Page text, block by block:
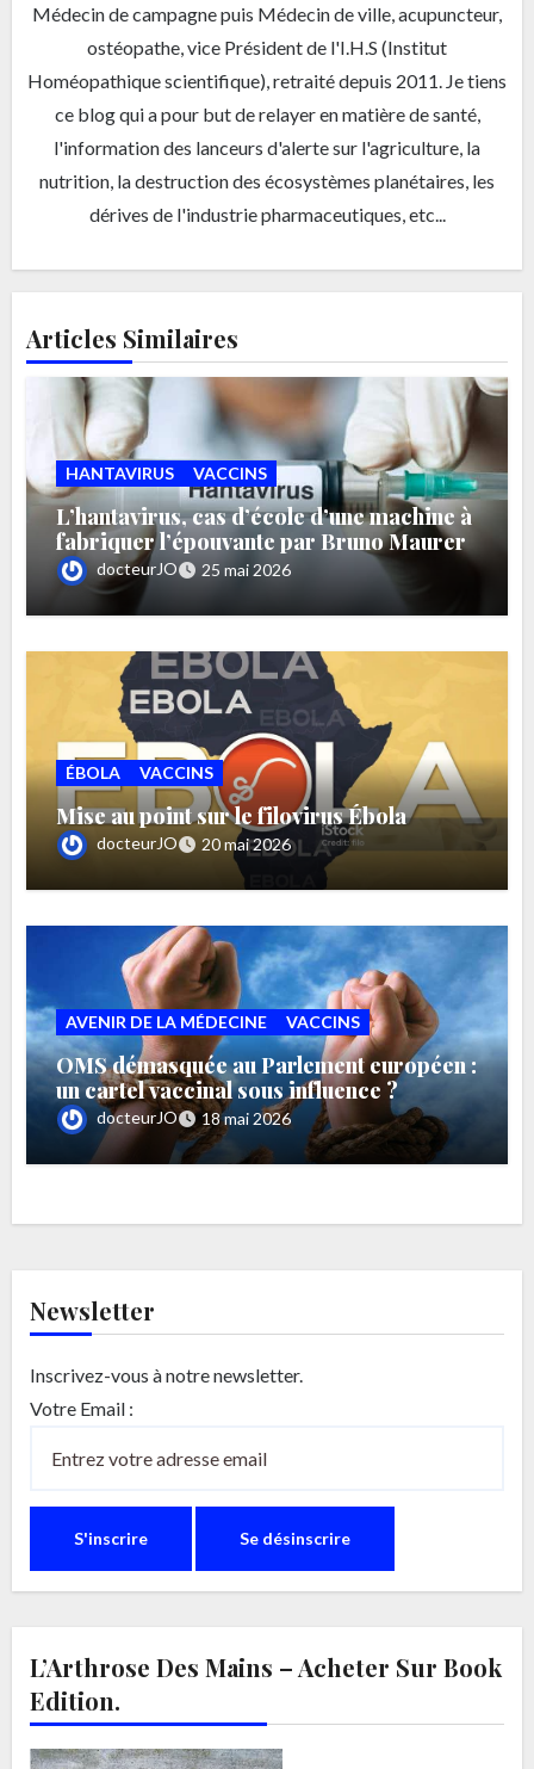
Médecin de campagne puis Médecin de ville, acupuncteur,
ostéopathe, vice Président de l'I.H.S (Institut
Homéopathique scientifique), retraité depuis 2011. Je tiens
ce blog qui a pour but de relayer en matière de santé,
l'information des lanceurs d'alerte sur l'agriculture, la
nutrition, la destruction des écosystèmes planétaires, les
dérives de l'industrie pharmaceutiques, etc...
Articles Similaires
HANTAVIRUS VACCINS
L’hantavirus, cas d’école d’une machine à
fabriquer l’épouvante par Bruno Maurer
docteurJO 25 mai 2026
ÉBOLA VACCINS
Mise au point sur le filovirus Ébola
docteurJO 20 mai 2026
AVENIR DE LA MÉDECINE VACCINS
OMS démasquée au Parlement européen :
un cartel vaccinal sous influence ?
docteurJO 18 mai 2026
Newsletter
Inscrivez-vous à notre newsletter.
Votre Email :
L’Arthrose Des Mains – Acheter Sur Book
Edition.